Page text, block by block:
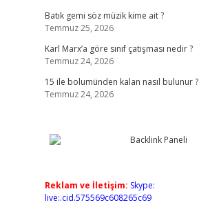
Batık gemi söz müzik kime ait ?
Temmuz 25, 2026
Karl Marx’a göre sınıf çatışması nedir ?
Temmuz 24, 2026
15 ile bolumünden kalan nasıl bulunur ?
Temmuz 24, 2026
Reklam ve İletişim: Skype:
live:.cid.575569c608265c69